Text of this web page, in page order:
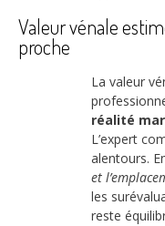
Valeur vénale
proche
La valeur
réalité
L’expert
alentours.
et
les
reste